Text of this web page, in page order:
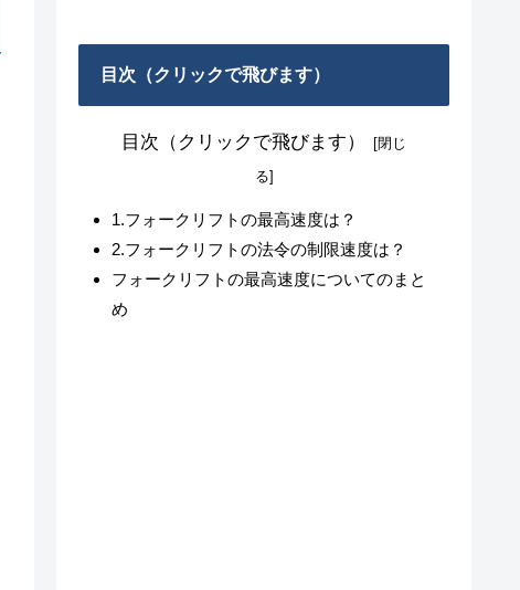
目次（クリックで飛びます）
目次（クリックで飛びます）
1.フォークリフトの最高速度は？
2.フォークリフトの法令の制限速度は？
フォークリフトの最高速度についてのまと
め